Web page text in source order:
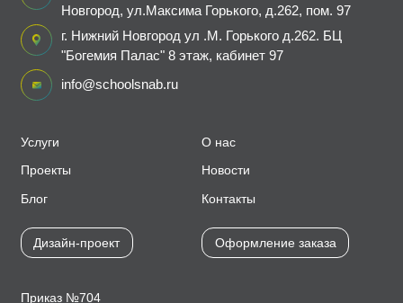
Услуги
Проекты
Блог
Дизайн-проект
О нас
Новости
Контакты
Оформление заказа
Приказ №704
Новгород, ул.Максима Горького, д.262, пом. 97
г. Нижний Новгород ул .М. Горького д.262. БЦ
"Богемия Палас" 8 этаж, кабинет 97
info@schoolsnab.ru